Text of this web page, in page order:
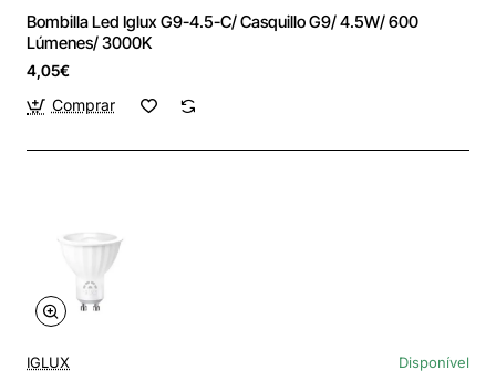
Bombilla Led Iglux G9-4.5-C/ Casquillo G9/ 4.5W/ 600
Lúmenes/ 3000K
4,05€
Comprar
IGLUX Disponível